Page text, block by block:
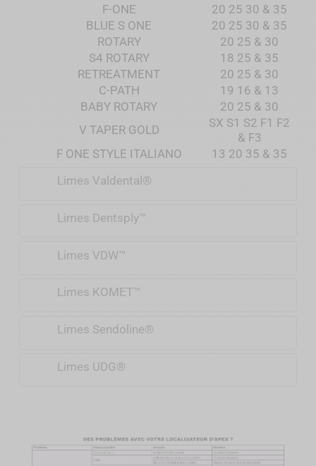
F-ONE
20 25 30 & 35
BLUE S ONE
20 25 30 & 35
ROTARY
20 25 & 30
S4 ROTARY
18 25 & 35
RETREATMENT
20 25 & 30
C-PATH
19 16 & 13
BABY ROTARY
20 25 & 30
V TAPER GOLD
SX S1 S2 F1 F2
& F3
F ONE STYLE ITALIANO
13 20 35 & 35
Limes Valdental®
Limes Dentsply™
Limes VDW™
Limes KOMET™
Limes Sendoline®
Limes UDG®